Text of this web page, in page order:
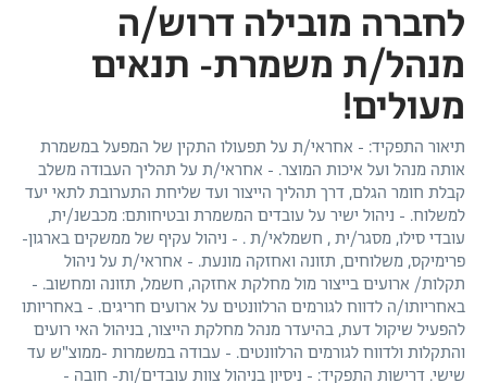
לחברה מובילה דרוש/ה
מנהל/ת משמרת- תנאים
מעולים!
תיאור התפקיד: - אחראי/ת על תפעולו התקין של המפעל במשמרת
אותה מנהל ועל איכות המוצר. - אחראי/ת על תהליך העבודה משלב
קבלת חומר הגלם, דרך תהליך הייצור ועד שליחת התערובת לתאי יעד
למשלוח. - ניהול ישיר על עובדים המשמרת ובטיחותם: מכבשנ/ית,
עובדי סילו, מסגר/ית , חשמלאי/ת . - ניהול עקיף של ממשקים בארגון-
פרימיקס, משלוחים, תזונה ואחזקה מונעת. - אחראי/ת על ניהול
תקלות/ ארועים בייצור מול מחלקת אחזקה, חשמל, תזונה ומחשוב. -
באחריותו/ה לדווח לגורמים הרלוונטים על ארועים חריגים. - באחריותו
להפעיל שיקול דעת, בהיעדר מנהל מחלקת הייצור, בניהול האי רועים
והתקלות ולדווח לגורמים הרלוונטים. - עבודה במשמרות -ממוצ"ש עד
שישי. דרישות התפקיד: - ניסיון בניהול צוות עובדים/ות- חובה -